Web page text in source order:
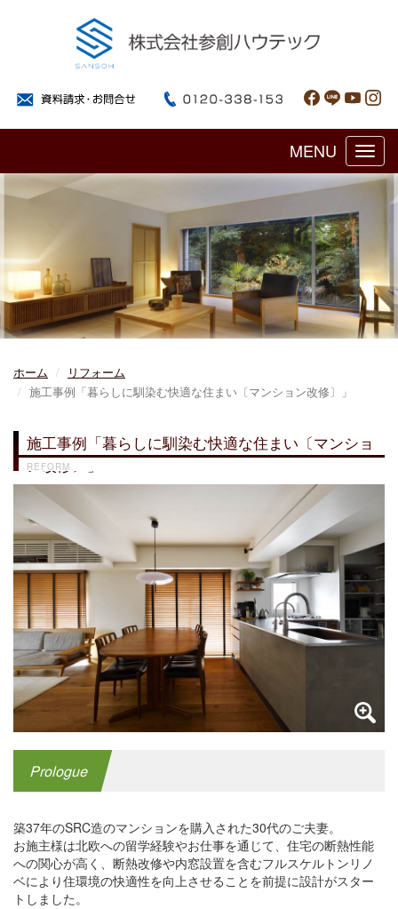
MENU
ホーム
リフォーム
施工事例「暮らしに馴染む快適な住まい〔マンション改修〕」
施工事例「暮らしに馴染む快適な住まい〔マンショ
ン改修〕」
REFORM
Prologue
築37年のSRC造のマンションを購入された30代のご夫妻。
お施主様は北欧への留学経験やお仕事を通じて、住宅の断熱性能
への関心が高く、断熱改修や内窓設置を含むフルスケルトンリノ
ベにより住環境の快適性を向上させることを前提に設計がスター
トしました。